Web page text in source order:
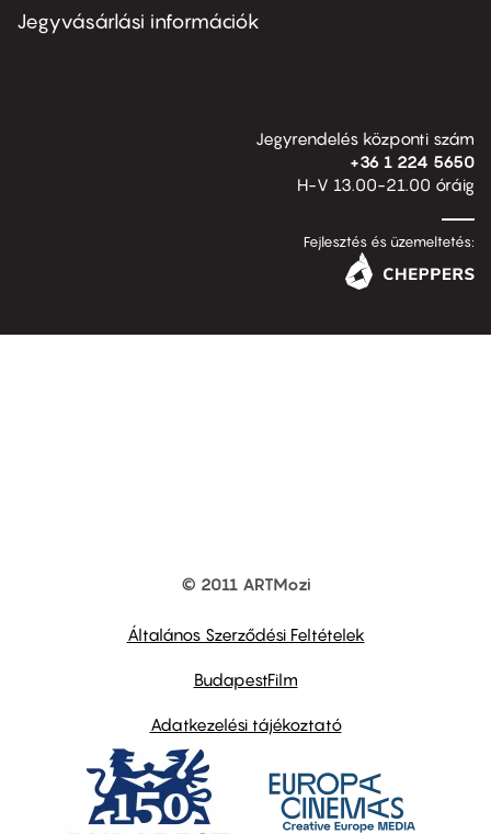
second
Jegyvásárlási információk
Jegyrendelés központi szám
+36 1 224 5650
H-V 13.00-21.00 óráig
Fejlesztés és üzemeltetés:
© 2011 ARTMozi
Általános Szerződési Feltételek
BudapestFilm
Adatkezelési tájékoztató